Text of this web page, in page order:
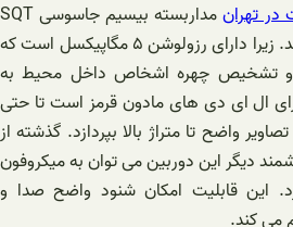
تهران
مداربسته بیسیم جاسوسی SQT
از مهمترین مزایای آن می باشد. زیرا دارای رزولوشن ۵ مگاپیکسل است که
تشخیص چهره اشخاص داخل محیط به
ال ای دی های مادون قرمز است تا حتی
واضح تا متراژ بالا بپردازد. گذشته از
دیگر این دوربین می توان به میکروفون
این قابلیت امکان شنود واضح صدا و
می کند.